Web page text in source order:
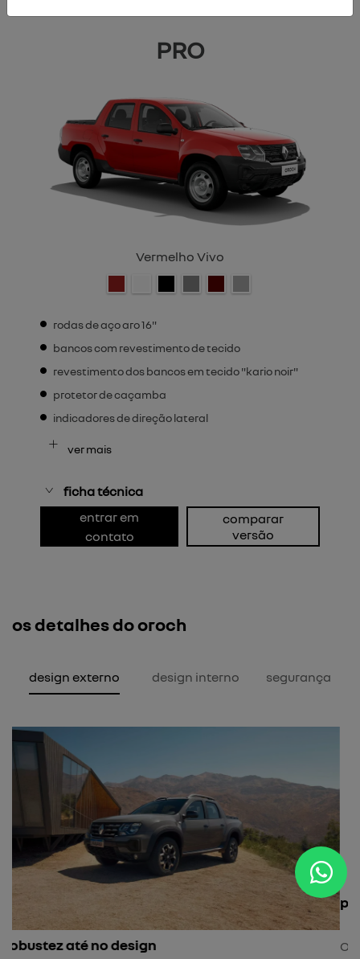
PRO
Vermelho Vivo
rodas de aço aro 16"
bancos com revestimento de tecido
revestimento dos bancos em tecido "kario noir"
protetor de caçamba
indicadores de direção lateral
ver mais
ficha técnica
entrar em
contato
comparar
versão
os detalhes do oroch
design externo design interno segurança
para-choque frontal